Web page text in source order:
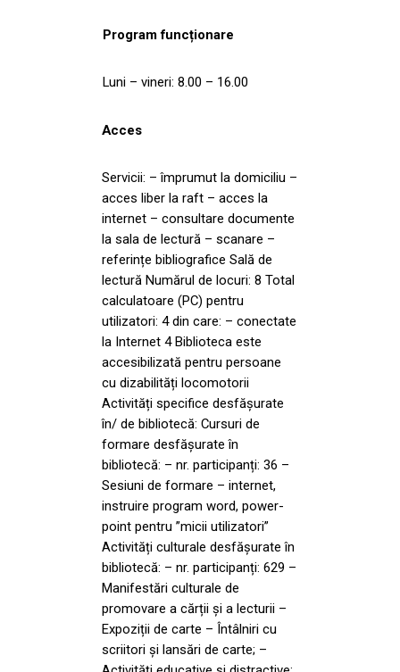
Program funcționare
Luni – vineri: 8.00 – 16.00
Acces
Servicii: – împrumut la domiciliu –
acces liber la raft – acces la
internet – consultare documente
la sala de lectură – scanare –
referințe bibliografice Sală de
lectură Numărul de locuri: 8 Total
calculatoare (PC) pentru
utilizatori: 4 din care: – conectate
la Internet 4 Biblioteca este
accesibilizată pentru persoane
cu dizabilități locomotorii
Activități specifice desfășurate
în/ de bibliotecă: Cursuri de
formare desfășurate în
bibliotecă: – nr. participanți: 36 –
Sesiuni de formare – internet,
instruire program word, power-
point pentru ”micii utilizatori”
Activități culturale desfășurate în
bibliotecă: – nr. participanți: 629 –
Manifestări culturale de
promovare a cărții și a lecturii –
Expoziții de carte – Întâlniri cu
scriitori și lansări de carte; –